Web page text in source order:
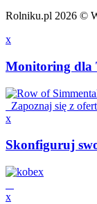
Rolniku.pl 2026 ©
x
Monitoring dla
Zapoznaj się z
x
Skonfiguruj
x